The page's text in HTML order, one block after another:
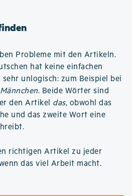
Probleme mit den Artikeln.
hat keine einfachen
unlogisch: zum Beispiel bei
. Beide Wörter sind
den Artikel das, obwohl das
und das zweite Wort eine
richtigen Artikel zu jeder
das viel Arbeit macht.